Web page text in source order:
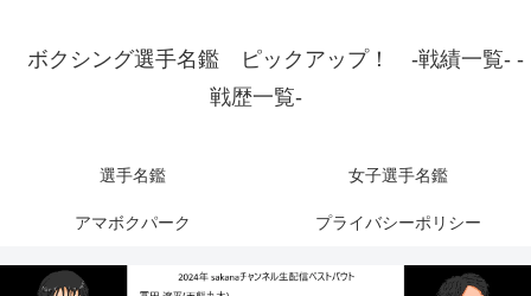
ボクシング選手名鑑 ピックアップ！ -戦績一覧- -
戦歴一覧-
選手名鑑 女子選手名鑑
アマボクパーク プライバシーポリシー